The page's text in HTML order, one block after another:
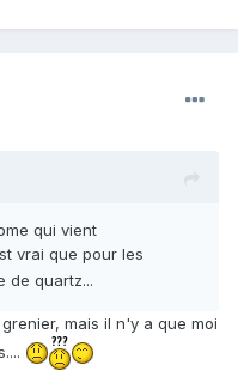
qui vient
vrai que pour les
de quartz...
mais il n'y a que moi